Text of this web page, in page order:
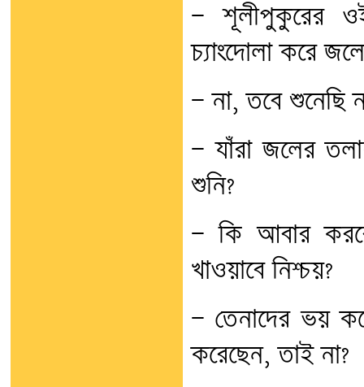
— শূলীপুকুরের
চ্যাংদোলা করে
— না, তবে শুনেছি
— যাঁরা জলের
শুনি?
— কি আবার
খাওয়াবে নিশ্চয়?
— তেনাদের ভয়
করেছেন, তাই না?